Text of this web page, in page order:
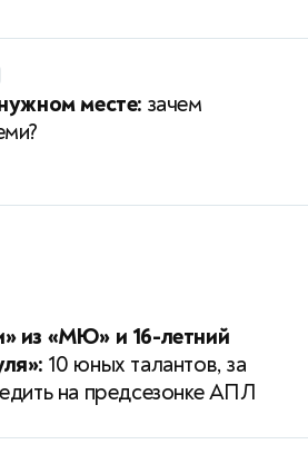
месте: зачем
из «МЮ» и 16-летний
10 юных талантов, за
на предсезонке АПЛ